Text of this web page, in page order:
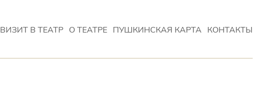
ВИЗИТ В ТЕАТР О ТЕАТРЕ ПУШКИНСКАЯ КАРТА КОНТАКТЫ